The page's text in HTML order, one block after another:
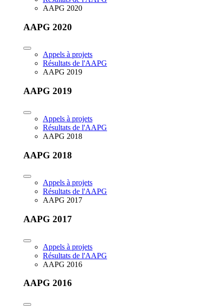
AAPG 2020
AAPG 2020
Appels à projets
Résultats de l'AAPG
AAPG 2019
AAPG 2019
Appels à projets
Résultats de l'AAPG
AAPG 2018
AAPG 2018
Appels à projets
Résultats de l'AAPG
AAPG 2017
AAPG 2017
Appels à projets
Résultats de l'AAPG
AAPG 2016
AAPG 2016